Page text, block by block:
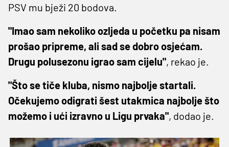
PSV mu bježi 20 bodova.
"Imao sam nekoliko ozljeda u početku pa nisam
prošao pripreme, ali sad se dobro osjećam.
Drugu polusezonu igrao sam cijelu", rekao je.
"Što se tiče kluba, nismo najbolje startali.
Očekujemo odigrati šest utakmica najbolje što
možemo i ući izravno u Ligu prvaka", dodao je.